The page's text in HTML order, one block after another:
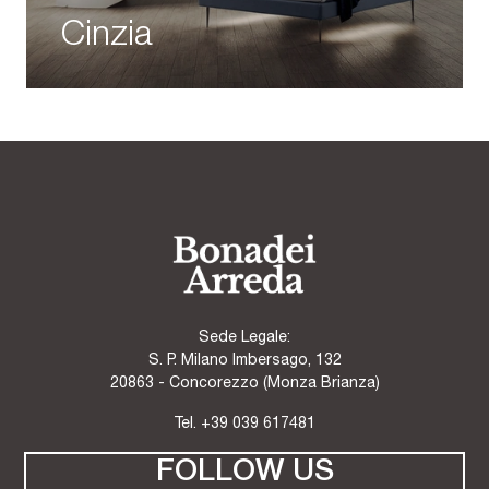
Cinzia
Sede Legale:
S. P. Milano Imbersago, 132
20863 - Concorezzo (Monza Brianza)
Tel. +39 039 617481
FOLLOW US